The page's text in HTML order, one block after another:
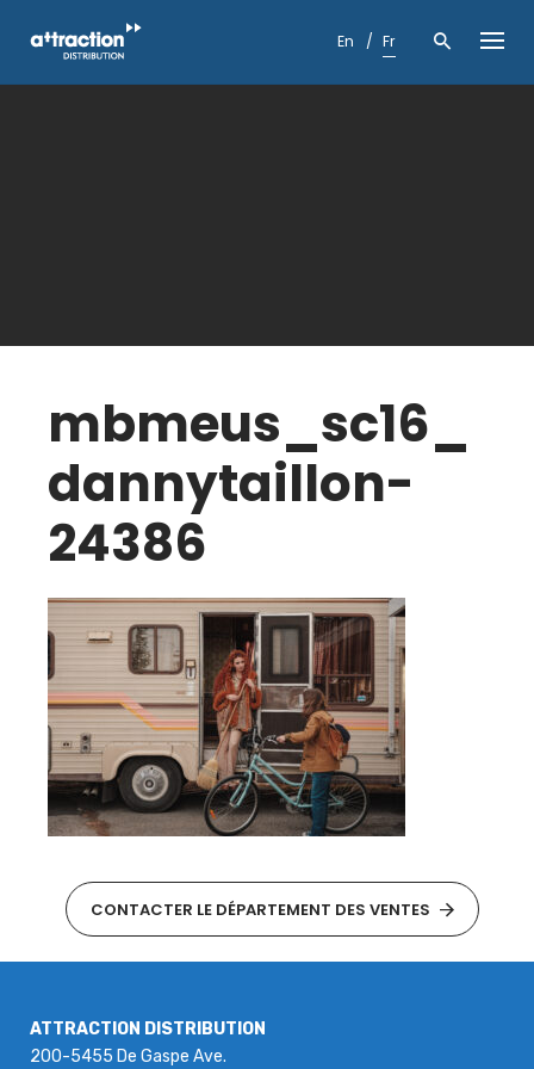
En Fr
mbmeus_sc16_
dannytaillon-
24386
CONTACTER LE DÉPARTEMENT DES VENTES
ATTRACTION DISTRIBUTION
200-5455 De Gaspe Ave.